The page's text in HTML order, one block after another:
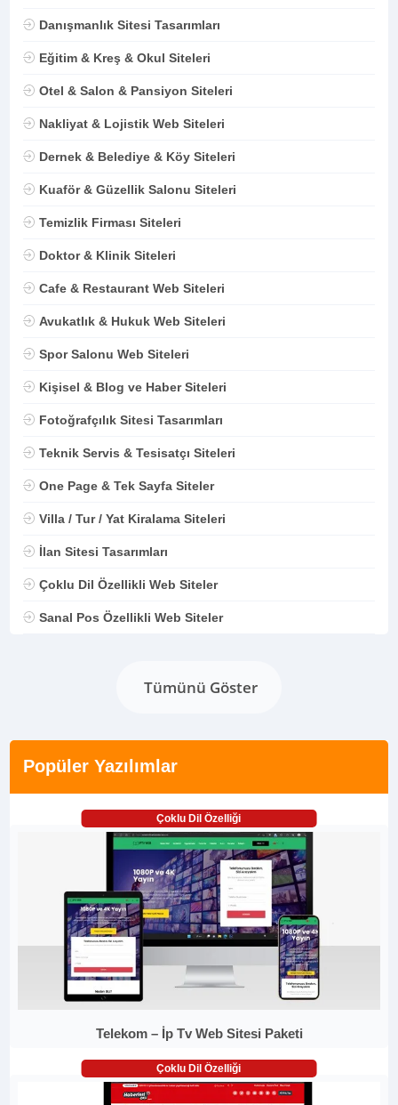
Danışmanlık Sitesi Tasarımları
Eğitim & Kreş & Okul Siteleri
Otel & Salon & Pansiyon Siteleri
Nakliyat & Lojistik Web Siteleri
Dernek & Belediye & Köy Siteleri
Kuaför & Güzellik Salonu Siteleri
Temizlik Firması Siteleri
Doktor & Klinik Siteleri
Cafe & Restaurant Web Siteleri
Avukatlık & Hukuk Web Siteleri
Spor Salonu Web Siteleri
Kişisel & Blog ve Haber Siteleri
Fotoğrafçılık Sitesi Tasarımları
Teknik Servis & Tesisatçı Siteleri
One Page & Tek Sayfa Siteler
Villa / Tur / Yat Kiralama Siteleri
İlan Sitesi Tasarımları
Çoklu Dil Özellikli Web Siteler
Sanal Pos Özellikli Web Siteler
Tümünü Göster
Popüler Yazılımlar
Çoklu Dil Özelliği
Telekom – İp Tv Web Sitesi Paketi
Çoklu Dil Özelliği